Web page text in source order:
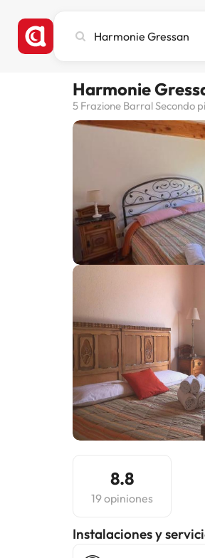
ciudad,
destino
Harmonie
5 Frazione Barral Secondo
8.8
19 opiniones
Instalaciones y